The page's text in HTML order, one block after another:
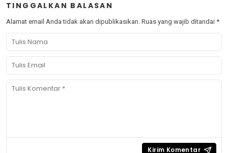
TINGGALKAN BALASAN
Alamat email Anda tidak akan dipublikasikan. Ruas yang wajib ditandai *